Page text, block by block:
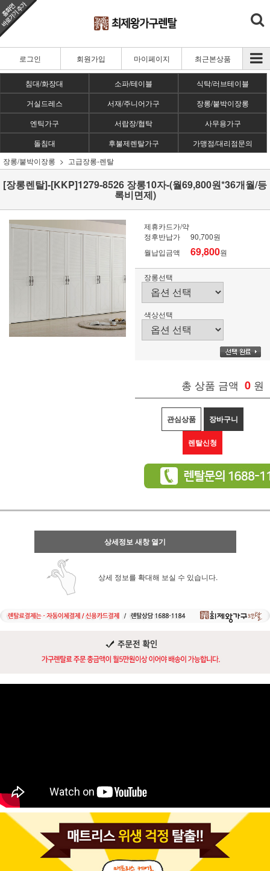
로그인 회원가입 마이페이지 최근본상품
침대/화장대 소파/테이블
식탁/러브테이블
거실드레스
서재/주니어가구
장롱/붙박이장롱
엔틱가구
서랍장/협탁
사무용가구
돌침대
후불제렌탈가구
가맹점/대리점문의
장롱/붙박이장롱
고급장롱-렌탈
[장롱렌탈]-[KKP]1279-8526 장롱10자-(월69,800원*36개월/등
록비면제)
제휴카드가/약
정후반납가
90,700원
월납입금액
69,800원
장롱선택
색상선택
총 상품 금액 0 원
관심상품 장바구니
렌탈신청
상세정보 새창 열기
상세 정보를 확대해 보실 수 있습니다.